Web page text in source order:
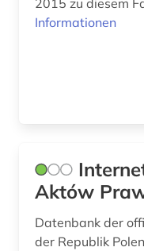
judikatur (1)
Informationen
Aktów
Datenbank der
der Republik